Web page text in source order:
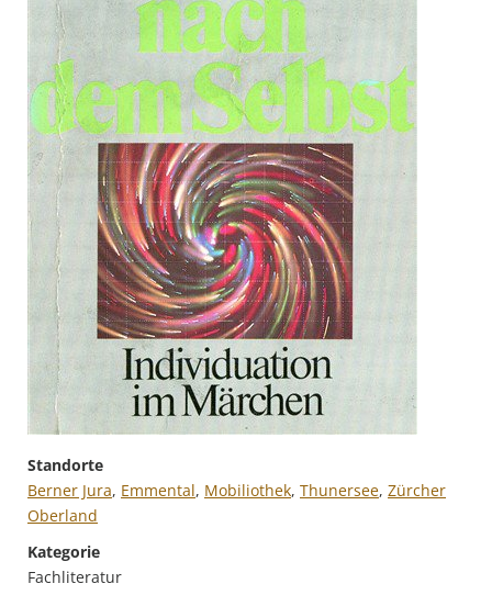
Standorte
Berner Jura, Emmental, Mobiliothek, Thunersee, Zürcher
Oberland
Kategorie
Fachliteratur